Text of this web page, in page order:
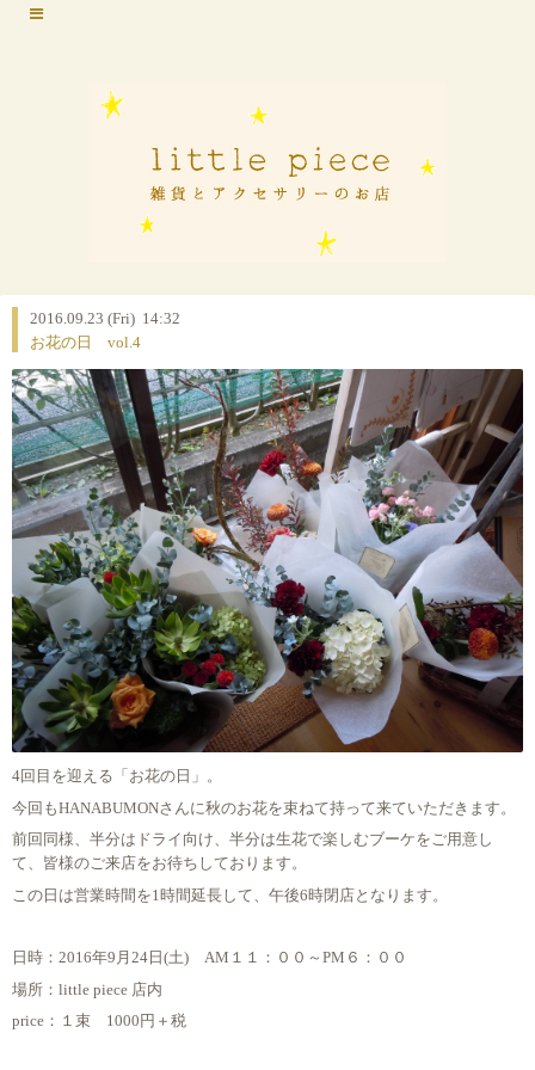
2016.09.23 (Fri) 14:32
お花の日 vol.4
4回目を迎える「お花の日」。
今回もHANABUMONさんに秋のお花を束ねて持って来ていただきます。
前回同様、半分はドライ向け、半分は生花で楽しむブーケをご用意し
て、皆様のご来店をお待ちしております。
この日は営業時間を1時間延長して、午後6時閉店となります。
日時：2016年9月24日(土) AM１１：００～PM６：００
場所：little piece 店内
price：１束 1000円＋税